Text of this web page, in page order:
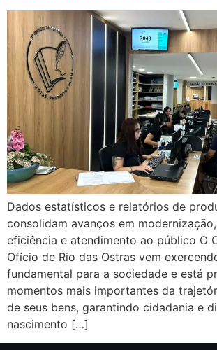
Dados estatísticos e relatórios de
consolidam avanços em
eficiência e atendimento ao público O
Ofício de Rio das Ostras vem
fundamental para a sociedade e está
momentos mais importantes da
de seus bens, garantindo cidadania e
nascimento […]